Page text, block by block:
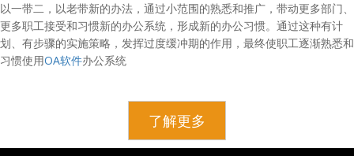
以一带二，以老带新的办法，通过小范围的熟悉和推广，带动更多部门、
更多职工接受和习惯新的办公系统，形成新的办公习惯。通过这种有计
划、有步骤的实施策略，发挥过度缓冲期的作用，最终使职工逐渐熟悉和
习惯使用OA软件办公系统
了解更多